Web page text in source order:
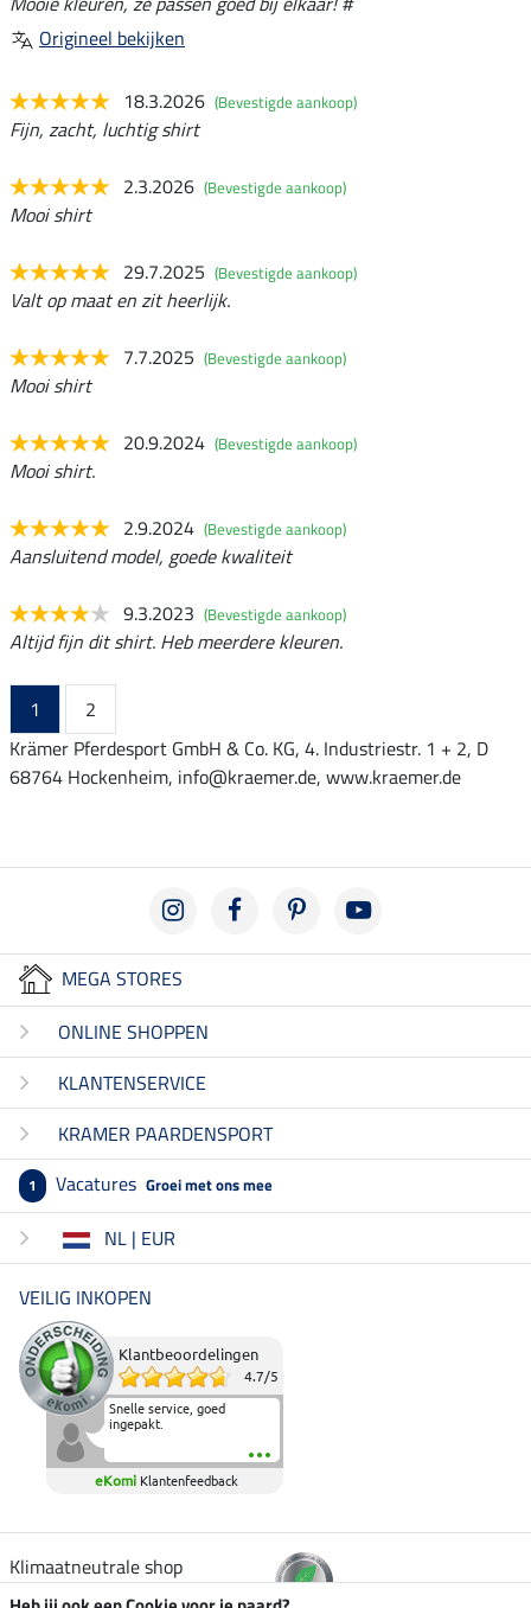
Origineel bekijken
18.3.2026 (Bevestigde aankoop)
Fijn, zacht, luchtig shirt
2.3.2026 (Bevestigde aankoop)
Mooi shirt
29.7.2025 (Bevestigde aankoop)
Valt op maat en zit heerlijk.
7.7.2025 (Bevestigde aankoop)
Mooi shirt
20.9.2024 (Bevestigde aankoop)
Mooi shirt.
2.9.2024 (Bevestigde aankoop)
Aansluitend model, goede kwaliteit
9.3.2023 (Bevestigde aankoop)
Altijd fijn dit shirt. Heb meerdere kleuren.
1
2
Krämer Pferdesport GmbH & Co. KG, 4. Industriestr. 1 + 2, D
68764 Hockenheim, info@kraemer.de, www.kraemer.de
MEGA STORES
ONLINE SHOPPEN
KLANTENSERVICE
KRAMER PAARDENSPORT
1 Vacatures Groei met ons mee
NL | EUR
VEILIG INKOPEN
Klantbeoordelingen
4.7/5
Snelle service, goed
ingepakt.
eKomi Klantenfeedback
Klimaatneutrale shop